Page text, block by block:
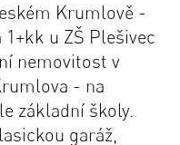
Krumlově -
u ZŠ Plešivec
nemovitost v
- na
základní školy.
garáž,